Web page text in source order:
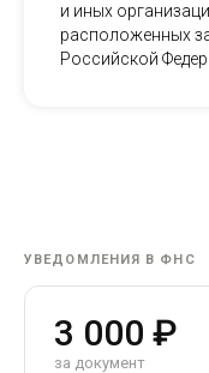
и иных
расположенных
Российской
УВЕДОМЛЕНИЯ В ФНС
3 000 ₽
за документ